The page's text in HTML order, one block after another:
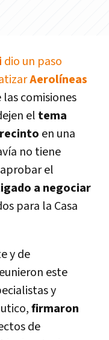
dio un paso
Aerolíneas
comisiones
el tema
en una
no tiene
el
a negociar
para la Casa
y de
este
y
firmaron
de